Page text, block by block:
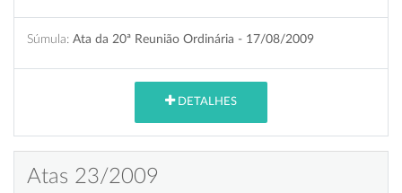
Súmula: Ata da 20ª Reunião Ordinária - 17/08/2009
DETALHES
Atas 23/2009